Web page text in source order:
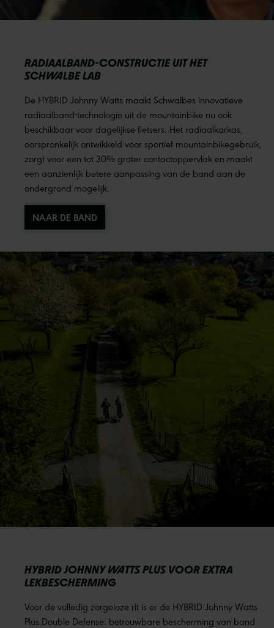
RADIAALBAND-CONSTRUCTIE UIT HET
SCHWALBE LAB
De HYBRID Johnny Watts maakt Schwalbes innovatieve
radiaalband-technologie uit de mountainbike nu ook
beschikbaar voor dagelijkse fietsers. Het radiaalkarkas,
oorspronkelijk ontwikkeld voor sportief mountainbikegebruik,
zorgt voor een tot 30% groter contactoppervlak en maakt
een aanzienlijk betere aanpassing van de band aan de
ondergrond mogelijk.
NAAR DE BAND
HYBRID JOHNNY WATTS PLUS VOOR EXTRA
LEKBESCHERMING
Voor de volledig zorgeloze rit is er de HYBRID Johnny Watts
Plus.Double Defense: betrouwbare bescherming van band